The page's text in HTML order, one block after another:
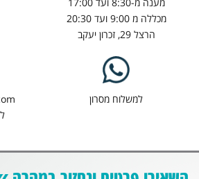
מכללה מ 9:00 ועד 20:30
הרצל 29, זכרון יעקב
למשלוח מסרון